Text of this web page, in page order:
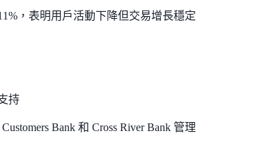
，表明用戶活動下降但交易增長穩定
持
Bank 和 Cross River Bank 管理